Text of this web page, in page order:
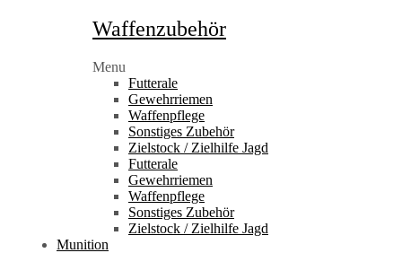
Waffenzubehör
Menu
Futterale
Gewehrriemen
Waffenpflege
Sonstiges Zubehör
Zielstock / Zielhilfe Jagd
Futterale
Gewehrriemen
Waffenpflege
Sonstiges Zubehör
Zielstock / Zielhilfe Jagd
Munition